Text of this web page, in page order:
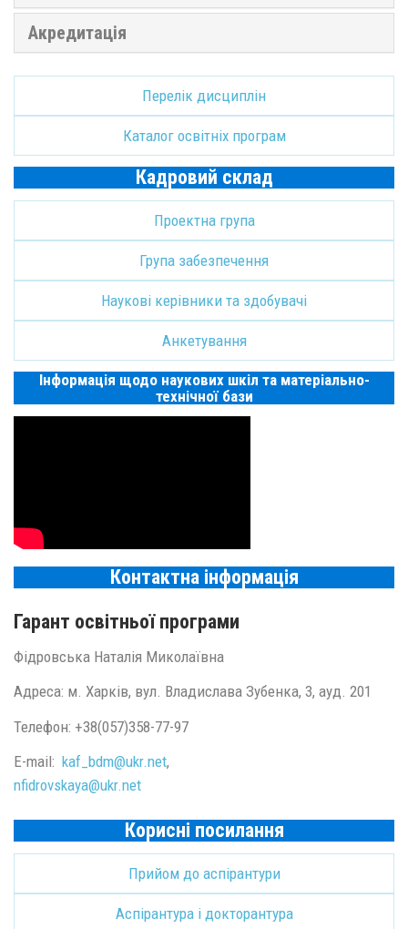
Акредитація
Перелік дисциплін
Каталог освітніх програм
Кадровий склад
Проектна група
Група забезпечення
Наукові керівники та здобувачі
Анкетування
Інформація щодо наукових шкіл та матеріально-
технічної бази
Контактна інформація
Гарант освітньої програми
Фідровська Наталія Миколаївна
Адреса: м. Харків, вул. Владислава Зубенка, 3, ауд. 201
Телефон: +38(057)358-77-97
E-mail: kaf_bdm@ukr.net,
nfidrovskaya@ukr.net
Корисні посилання
Прийом до аспірантури
Аспірантура і докторантура